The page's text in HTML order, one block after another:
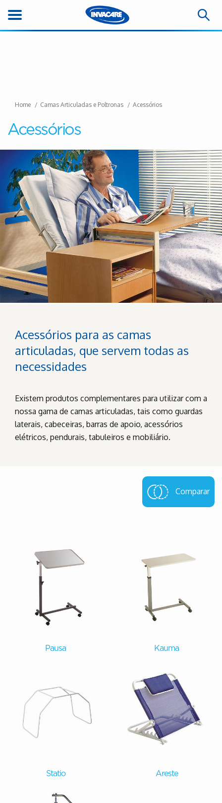
Home Camas Articuladas e Poltronas Acessórios
Acessórios
Acessórios para as camas
articuladas, que servem todas as
necessidades
Existem produtos complementares para utilizar com a
nossa gama de camas articuladas, tais como guardas
laterais, cabeceiras, barras de apoio, acessórios
elétricos, pendurais, tabuleiros e mobiliário.
Comparar
Pausa Kauma
Statio Areste